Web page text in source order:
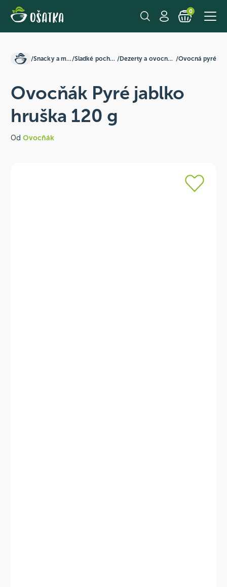
0
/ Snacky a mlsání / Sladké pochutiny / Dezerty a ovocná pyré /Ovocná pyré
Ovocňák Pyré jablko
hruška 120 g
Od Ovocňák